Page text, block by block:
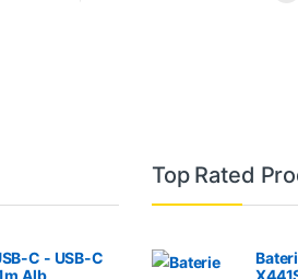
C - USB-C
Top Rated